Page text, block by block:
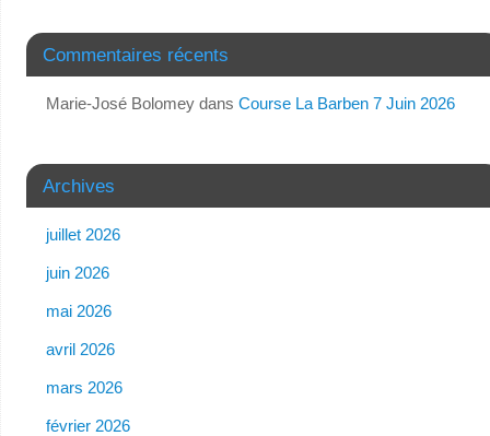
Commentaires récents
Marie-José Bolomeydans Course La Barben 7 Juin 2026
Archives
juillet 2026
juin 2026
mai 2026
avril 2026
mars 2026
février 2026